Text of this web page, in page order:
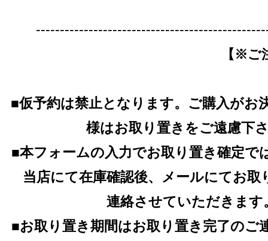
【※ご
■仮予約は禁止となります。ご購入がお
様はお取り置きをご遠慮下
■本フォームの入力でお取り置き確定で
当店にて在庫確認後、メールにてお取
連絡させていただきます
■お取り置き期間はお取り置き完了のご